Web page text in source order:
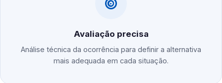
Avaliação precisa
Análise técnica da ocorrência para definir a alternativa
mais adequada em cada situação.